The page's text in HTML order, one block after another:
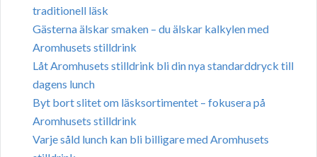
traditionell läsk
Gästerna älskar smaken – du älskar kalkylen med
Aromhusets stilldrink
Låt Aromhusets stilldrink bli din nya standarddryck till
dagens lunch
Byt bort slitet om läsksortimentet – fokusera på
Aromhusets stilldrink
Varje såld lunch kan bli billigare med Aromhusets